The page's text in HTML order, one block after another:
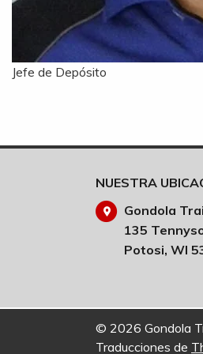
Jefe de Depósito
NUESTRA
Gondola
135
Potosi, WI
© 2026 Gondola
Traducciones de